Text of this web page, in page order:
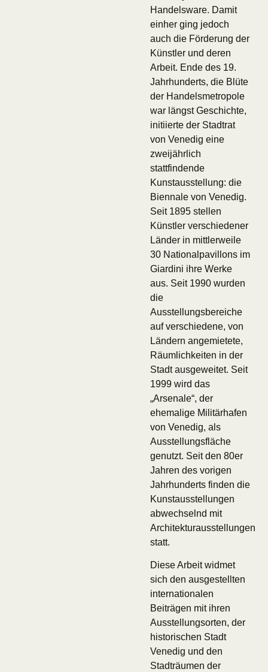
Handelsware. Damit
einher ging jedoch
auch die Förderung der
Künstler und deren
Arbeit. Ende des 19.
Jahrhunderts, die Blüte
der Handelsmetropole
war längst Geschichte,
initiierte der Stadtrat
von Venedig eine
zweijährlich
stattfindende
Kunstausstellung: die
Biennale von Venedig.
Seit 1895 stellen
Künstler verschiedener
Länder in mittlerweile
30 Nationalpavillons im
Giardini ihre Werke
aus. Seit 1990 wurden
die
Ausstellungsbereiche
auf verschiedene, von
Ländern angemietete,
Räumlichkeiten in der
Stadt ausgeweitet. Seit
1999 wird das
„Arsenale“, der
ehemalige Militärhafen
von Venedig, als
Ausstellungsfläche
genutzt. Seit den 80er
Jahren des vorigen
Jahrhunderts finden die
Kunstausstellungen
abwechselnd mit
Architekturausstellungen
statt.
Diese Arbeit widmet
sich den ausgestellten
internationalen
Beiträgen mit ihren
Ausstellungsorten, der
historischen Stadt
Venedig und den
Stadträumen der